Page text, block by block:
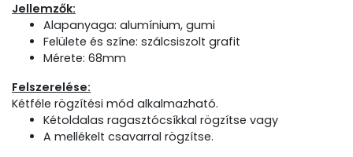
Jellemzők:
Alapanyaga: alumínium, gumi
Felülete és színe: szálcsiszolt grafit
Mérete: 68mm
Felszerelése:
Kétféle rögzítési mód alkalmazható.
Kétoldalas ragasztócsíkkal rögzítse vagy
A mellékelt csavarral rögzítse.